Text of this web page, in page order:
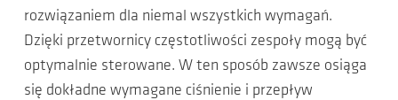
rozwiązaniem dla niemal wszystkich wymagań.
Dzięki przetwornicy częstotliwości zespoły mogą być
optymalnie sterowane. W ten sposób zawsze osiąga
się dokładne wymagane ciśnienie i przepływ